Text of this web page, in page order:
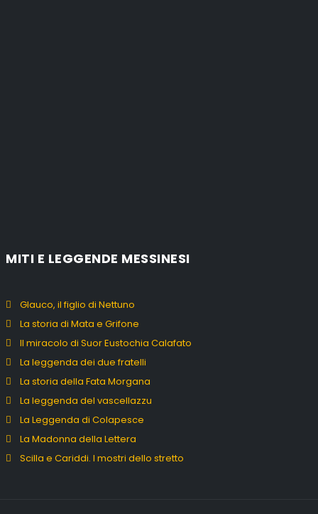
MITI E LEGGENDE MESSINESI
Glauco, il figlio di Nettuno
La storia di Mata e Grifone
Il miracolo di Suor Eustochia Calafato
La leggenda dei due fratelli
La storia della Fata Morgana
La leggenda del vascellazzu
La Leggenda di Colapesce
La Madonna della Lettera
Scilla e Cariddi. I mostri dello stretto